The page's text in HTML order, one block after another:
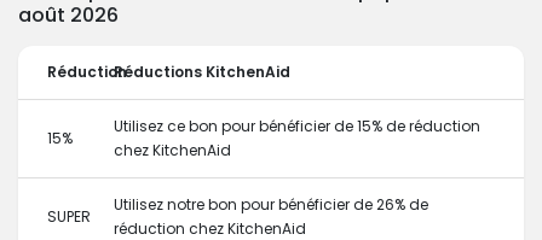
août 2026
RéductionRéductions KitchenAid
15%
Utilisez ce bon pour bénéficier de 15% de réduction
chez KitchenAid
SUPER
Utilisez notre bon pour bénéficier de 26% de
réduction chez KitchenAid